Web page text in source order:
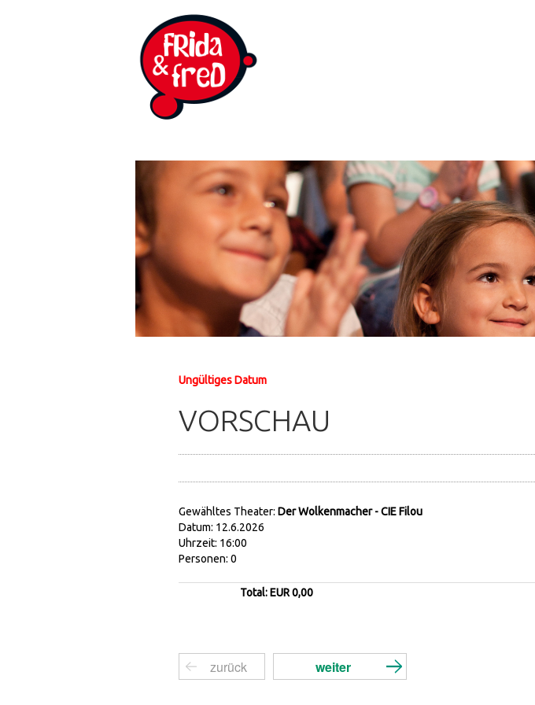
Ungültiges Datum
VORSCHAU
Gewähltes Theater: Der Wolkenmacher - CIE Filou
Datum: 12.6.2026
Uhrzeit: 16:00
Personen: 0
Total: EUR 0,00